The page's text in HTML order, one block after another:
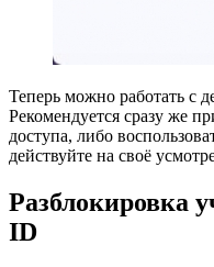
Теперь можно работать с
Рекомендуется сразу же
доступа, либо
действуйте на своё
Разблокировка
ID